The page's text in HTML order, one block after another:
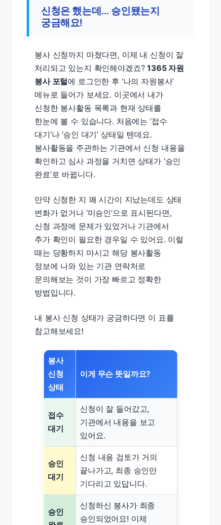
신청은 했는데… 승인됐는지
궁금해요!
봉사 신청까지 마쳤다면, 이제 내 신청이 잘
처리되고 있는지 확인해야겠죠?1365 자원
봉사 포털에 로그인한 후 ‘나의 자원봉사’
메뉴로 들어가 보세요. 이곳에서 내가
신청한 봉사활동 목록과 현재 상태를
한눈에 볼 수 있습니다. 처음에는 ‘접수
대기’나 ‘승인 대기’ 상태일 텐데요.
봉사활동을 주관하는 기관에서 신청 내용을
확인하고 심사 과정을 거치면 상태가 ‘승인
완료’로 바뀝니다.
만약 신청한 지 꽤 시간이 지났는데도 상태
변화가 없거나 ‘미승인’으로 표시된다면,
신청 과정에 문제가 있었거나 기관에서
추가 확인이 필요한 경우일 수 있어요. 이럴
때는 당황하지 마시고 해당 봉사활동
정보에 나와 있는 기관 연락처로
문의해보는 것이 가장 빠르고 정확한
방법입니다.
내 봉사 신청 상태가 궁금하다면 이 표를
참고해보세요!
봉사
신청
상태
이게 무슨 뜻일까요?
접수
대기
신청이 잘 들어갔고,
기관에서 내용을 보고
있어요.
승인
대기
신청 내용 검토가 거의
끝나가고, 최종 승인만
기다리고 있답니다.
승인
신청하신 봉사가 최종
승인되었어요! 이제